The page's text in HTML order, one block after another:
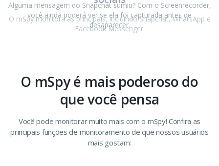
Alguma mensagem do Snapchat sumiu? Com o Screenrecorder,
você ainda poderá ver se ela foi capturada antes de
desaparecer.
O mSpy é mais poderoso do
que você pensa
Você pode monitorar muito mais com o mSpy! Confira as
principais funções de monitoramento de que nossos usuários
mais gostam: